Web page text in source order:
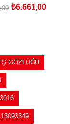
₺6.661,00
GÖZLÜĞÜ